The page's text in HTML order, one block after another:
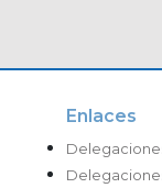
Enlaces